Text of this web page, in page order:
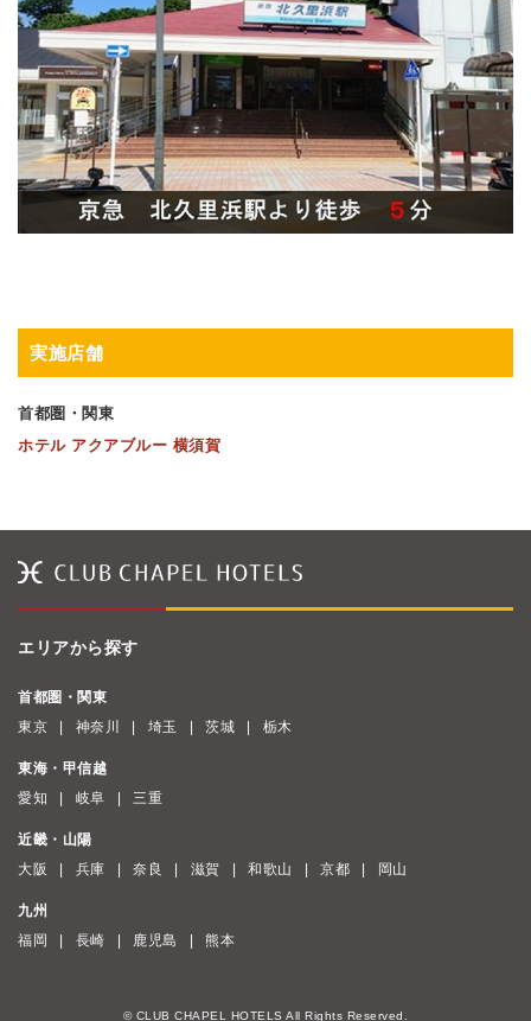
実施店舗
首都圏・関東
ホテル アクアブルー 横須賀
エリアから探す
首都圏・関東
東京
神奈川 埼玉 茨城 栃木
東海・甲信越
愛知
岐阜 三重
近畿・山陽
大阪
兵庫 奈良 滋賀 和歌山 京都 岡山
九州
福岡
長崎 鹿児島 熊本
© CLUB CHAPEL HOTELS All Rights Reserved.